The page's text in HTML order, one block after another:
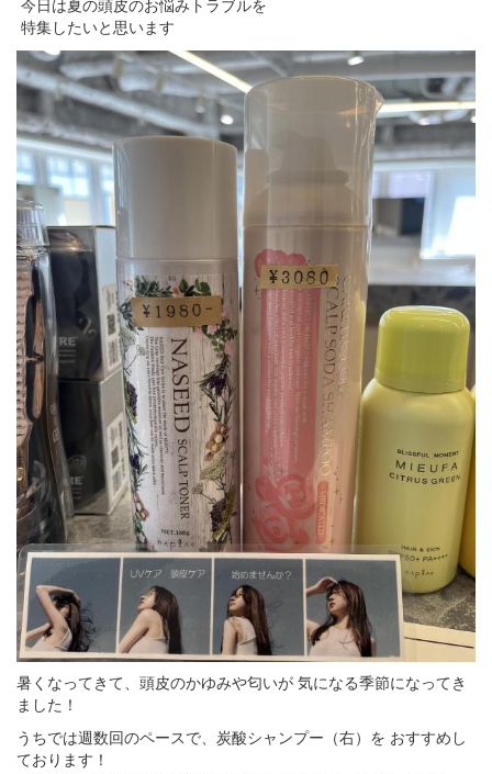
今日は夏の頭皮のお悩みトラブルを
特集したいと思います
暑くなってきて、頭皮のかゆみや匂いが 気になる季節になってき
ました！
うちでは週数回のペースで、炭酸シャンプー（右）を おすすめし
ております！